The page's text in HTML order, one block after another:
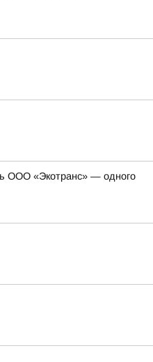
ООО «Экотранс» — одного